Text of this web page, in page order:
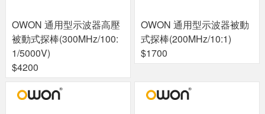
OWON 通用型示波器高壓
被動式探棒(300MHz/100:
1/5000V)
$4200
OWON 通用型示波器被動
式探棒(200MHz/10:1)
$1700